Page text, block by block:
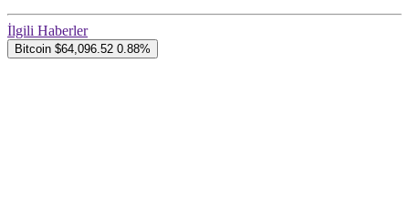
İlgili Haberler
Bitcoin $64,096.52 0.88%